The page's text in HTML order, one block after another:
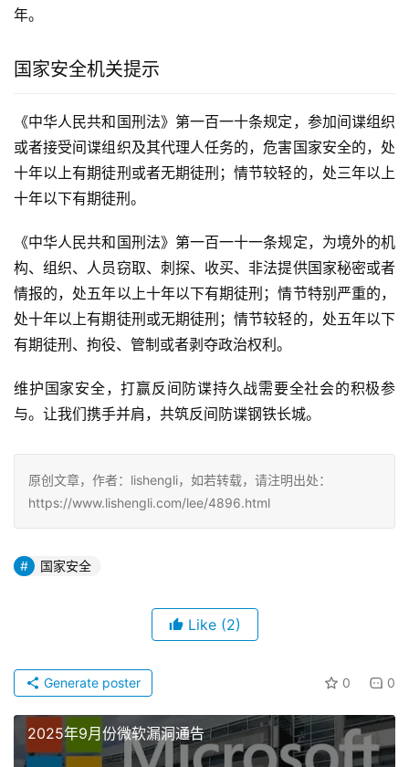
年。
国家安全机关提示
《中华人民共和国刑法》第一百一十条规定，参加间谍组织
或者接受间谍组织及其代理人任务的，危害国家安全的，处
十年以上有期徒刑或者无期徒刑；情节较轻的，处三年以上
十年以下有期徒刑。
《中华人民共和国刑法》第一百一十一条规定，为境外的机
构、组织、人员窃取、刺探、收买、非法提供国家秘密或者
情报的，处五年以上十年以下有期徒刑；情节特别严重的，
处十年以上有期徒刑或无期徒刑；情节较轻的，处五年以下
有期徒刑、拘役、管制或者剥夺政治权利。
维护国家安全，打赢反间防谍持久战需要全社会的积极参
与。让我们携手并肩，共筑反间防谍钢铁长城。
原创文章，作者：lishengli，如若转载，请注明出处：
https://www.lishengli.com/lee/4896.html
国家安全
Like (2)
0 0
Generate poster
2025年9月份微软漏洞通告